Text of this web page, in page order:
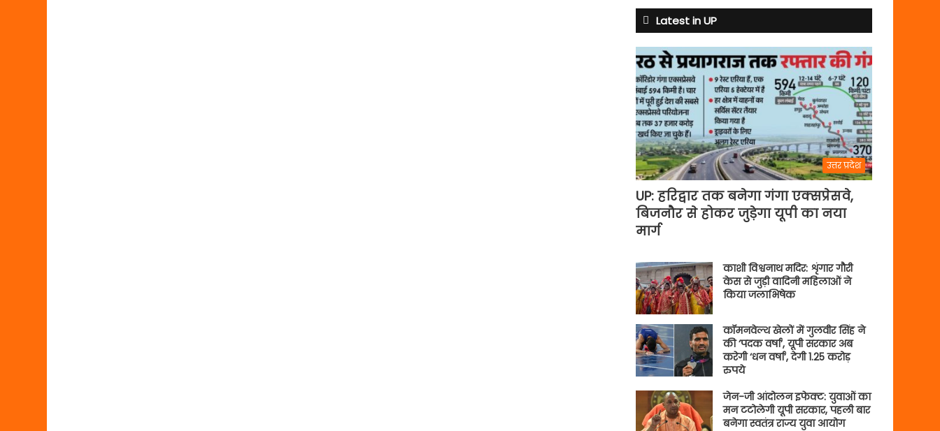
Latest in UP
उत्तर प्रदेश
UP: हरिद्वार तक बनेगा गंगा एक्सप्रेसवे,
बिजनौर से होकर जुड़ेगा यूपी का नया
मार्ग
काशी विश्वनाथ मदिर: शृंगार गौरी
केस से जुड़ी वादिनी महिलाओं ने
किया जलाभिषेक
कॉमनवेल्थ खेलों में गुलवीर सिंह ने
की ‘पदक वर्षा’, यूपी सरकार अब
करेगी ‘धन वर्षा’, देगी 1.25 करोड़
रुपये
जेन-जी आंदोलन इफेक्ट: युवाओं का
मन टटोलेगी यूपी सरकार, पहली बार
बनेगा स्वतंत्र राज्य युवा आयोग